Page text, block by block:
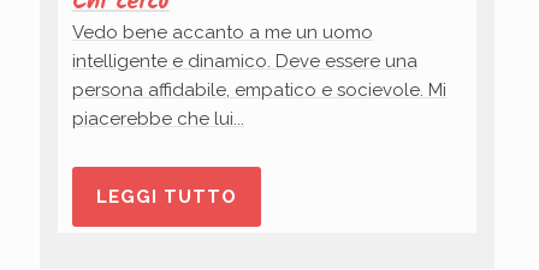
Vedo bene accanto a me un uomo
intelligente e dinamico. Deve essere una
persona affidabile, empatico e socievole. Mi
piacerebbe che lui...
LEGGI TUTTO